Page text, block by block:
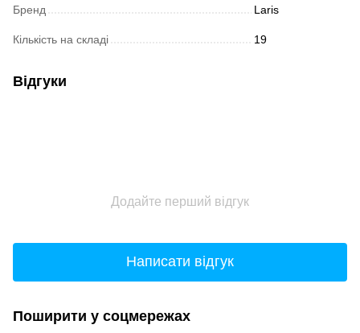
Бренд Laris
Кількість на складі 19
Відгуки
Додайте перший відгук
Написати відгук
Поширити у соцмережах